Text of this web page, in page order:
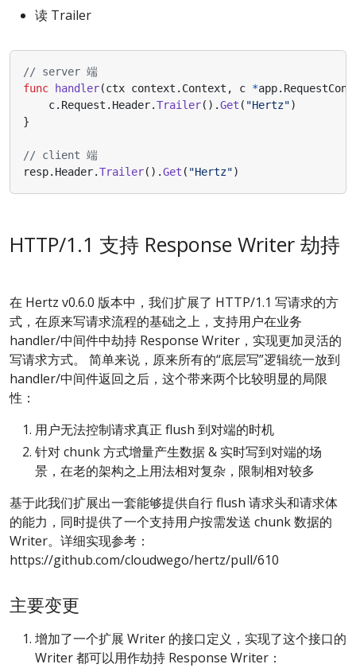
读 Trailer
// server 端
func
handler(ctx context . Context , c *app.
c. Request . Header.Trailer().Get ( "Hertz")
}
// client 端
resp. Header.Trailer().Get ( "Hertz")
HTTP/1.1 支持 Response Writer 劫持
在 Hertz v0.6.0 版本中，我们扩展了 HTTP/1.1 写请求的方
式，在原来写请求流程的基础之上，支持用户在业务
handler/中间件中劫持 Response Writer，实现更加灵活的
写请求方式。 简单来说，原来所有的“底层写”逻辑统一放到
handler/中间件返回之后，这个带来两个比较明显的局限
性：
用户无法控制请求真正 flush 到对端的时机
针对 chunk 方式增量产生数据 & 实时写到对端的场
景，在老的架构之上用法相对复杂，限制相对较多
基于此我们扩展出一套能够提供自行 flush 请求头和请求体
的能力，同时提供了一个支持用户按需发送 chunk 数据的
Writer。详细实现参考：
https://github.com/cloudwego/hertz/pull/610
主要变更
增加了一个扩展 Writer 的接口定义，实现了这个接口的
Writer 都可以用作劫持 Response Writer：